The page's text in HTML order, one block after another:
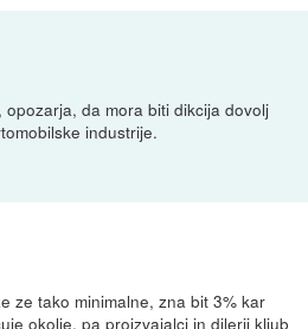
da mora biti dikcija dovolj
industrije.
ze tako minimalne, zna bit 3% kar
okolje, pa proizvajalci in dilerji kljub